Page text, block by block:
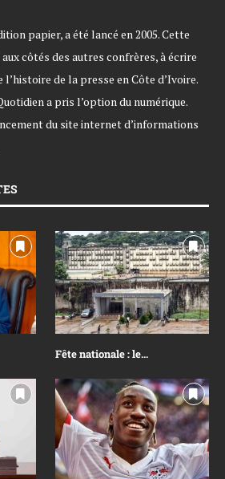
papier, a été lancé en 2005. Cette
côtés des autres confrères, à écrire
de la presse en Côte d’Ivoire.
a pris l’option du numérique.
du site internet d’informations
Fête nationale : le...